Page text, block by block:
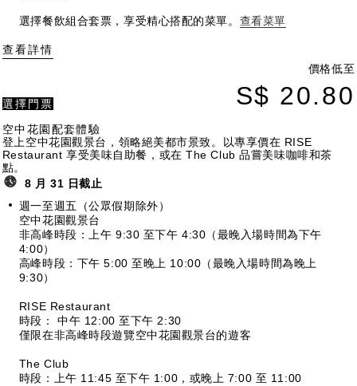
選擇餐飲組合套票，享受精心搭配的菜單。 查看菜單
查看詳情
價格低至
S$ 20.80
選擇門票
空中花園配套體驗
登上空中花園觀景台，領略絕美都市景致。以專享價在 RISE
Restaurant 享受美味自助餐，或在 The Club 品嘗美味咖啡和茶
點。
8 月 31 日截止
週一至週五（公眾假期除外）
空中花園觀景台
非高峰時段：上午 9:30 至下午 4:30（最晚入場時間為下午
4:00）
高峰時段：下午 5:00 至晚上 10:00（最晚入場時間為晚上
9:30）
RISE Restaurant
時段： 中午 12:00 至下午 2:30
僅限在非高峰時段遊覽空中花園觀景台的遊客
The Club
時段：上午 11:45 至下午 1:00，或晚上 7:00 至 11:00